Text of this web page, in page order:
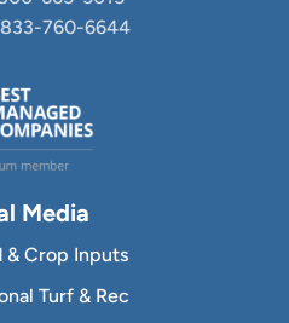
760-6644
Media
& Crop Inputs
Turf & Rec